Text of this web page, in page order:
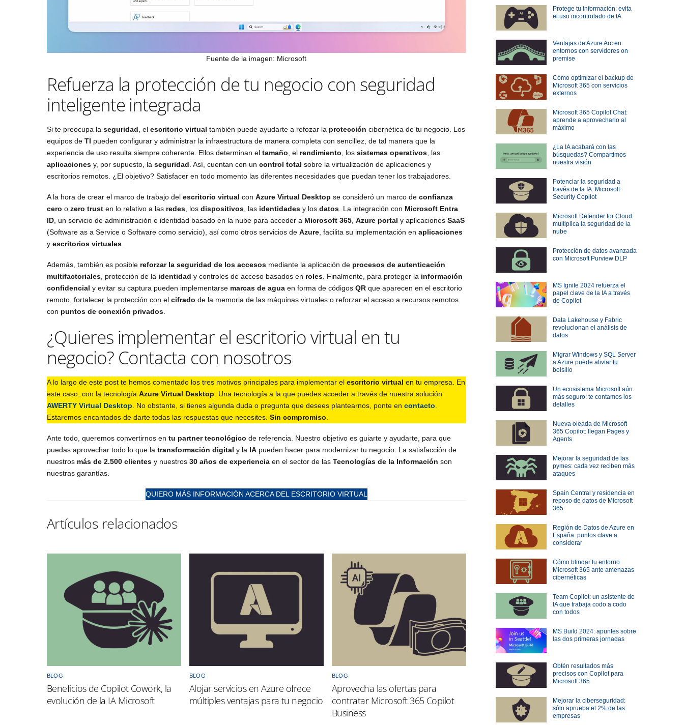
Fuente de la imagen: Microsoft
Refuerza la protección de tu negocio con seguridad
inteligente integrada
Si te preocupa la seguridad , el escritorio virtual también puede ayudarte a refozar la protección cibernética de tu negocio. Los
equipos de TI pueden configurar y administrar la infraestructura de manera completa con sencillez, de tal manera que la
experiencia de uso resulta siempre coherente. Ellos determinan el tamaño , el rendimiento , los sistemas operativos , las
aplicaciones y, por supuesto, la seguridad . Así, cuentan con un control total sobre la virtualización de aplicaciones y
escritorios remotos. ¿El objetivo? Satisfacer en todo momento las diferentes necesidades que puedan tener los trabajadores.
A la hora de crear el marco de trabajo del escritorio virtual con Azure Virtual Desktop se consideró un marco de confianza
cero o zero trust en lo relativo a las redes, los dispositivos, las identidades y los datos. La integración con Microsoft Entra
ID, un servicio de administración e identidad basado en la nube para acceder a Microsoft 365, Azure portal y aplicaciones SaaS
(Software as a Service o Software como servicio), así como otros servicios de Azure, facilita su implementación en aplicaciones
y escritorios virtuales.
Además, también es posible reforzar la seguridad de los accesos mediante la aplicación de procesos de autenticación
multifactoriales, protección de la identidad y controles de acceso basados en roles. Finalmente, para proteger la información
confidencial y evitar su captura pueden implementarse marcas de agua en forma de códigos QR que aparecen en el escritorio
remoto, fortalecer la protección con el cifrado de la memoria de las máquinas virtuales o reforzar el acceso a recursos remotos
con puntos de conexión privados.
¿Quieres implementar el escritorio virtual en tu
negocio? Contacta con nosotros
A lo largo de este post te hemos comentado los tres motivos principales para implementar el escritorio virtual en tu empresa. En
este caso, con la tecnología Azure Virtual Desktop . Una tecnología a la que puedes acceder a través de nuestra solución
AWERTY Virtual Desktop . No obstante, si tienes algunda duda o pregunta que desees plantearnos, ponte en contacto
Estaremos encantados de darte todas las respuestas que necesites. Sin compromiso
Ante todo, queremos convertirnos en tu partner tecnológico de referencia. Nuestro objetivo es guiarte y ayudarte, para que
puedas aprovechar todo lo que la transformación digital y la IA pueden hacer para modernizar tu negocio. La satisfacción de
nuestros más de 2.500 clientes y nuestros 30 años de experiencia en el sector de las Tecnologías de la Información son
nuestras garantías.
QUIERO MÁS INFORMACIÓN ACERCA DEL ESCRITORIO VIRTUAL
BLOG
Beneficios de Copilot Cowork, la
evolución de la IA Microsoft
BLOG
Alojar servicios en Azure ofrece
múltiples ventajas para tu negocio
BLOG
Aprovecha las ofertas para
contratar Microsoft 365 Copilot
Business
Protege tu información: evita
el uso incontrolado de IA
Ventajas de Azure Arc en
entornos con servidores on
premise
Cómo optimizar el backup de
Microsoft 365 con servicios
externos
Microsoft 365 Copilot Chat:
aprende a aprovecharlo al
máximo
¿La IA acabará con las
búsquedas? Compartimos
nuestra visión
Potenciar la seguridad a
través de la IA: Microsoft
Security Copilot
Microsoft Defender for Cloud
multiplica la seguridad de la
nube
Protección de datos avanzada
con Microsoft Purview DLP
MS Ignite 2024 refuerza el
papel clave de la IA a través
de Copilot
Data Lakehouse y Fabric
revolucionan el análisis de
datos
Migrar Windows y SQL Server
a Azure puede aliviar tu
bolsillo
Un ecosistema Microsoft aún
más seguro: te contamos los
detalles
Nueva oleada de Microsoft
365 Copilot: llegan Pages y
Agents
Mejorar la seguridad de las
pymes: cada vez reciben más
ataques
Spain Central y residencia en
reposo de datos de Microsoft
365
Región de Datos de Azure en
España: puntos clave a
considerar
Cómo blindar tu entorno
Microsoft 365 ante amenazas
cibernéticas
Team Copilot: un asistente de
IA que trabaja codo a codo
con todos
MS Build 2024: apuntes sobre
las dos primeras jornadas
Obtén resultados más
precisos con Copilot para
Microsoft 365
Mejorar la ciberseguridad:
sólo aprueba el 2% de las
empresas